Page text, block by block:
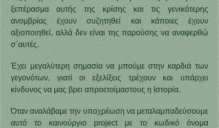
ξεπέρασμα αυτής της κρίσης και τις γενικότερης
ανομβρίας έχουν συζητηθεί και κάποιες έχουν
αξιοποιηθεί, αλλά δεν είναι της παρούσης να αναφερθώ
σ΄αυτές.
Έχει μεγαλύτερη σημασία να μπούμε στην καρδιά των
γεγονότων, γιατί οι εξελίξεις τρέχουν και υπάρχει
κίνδυνος να μας βρει απροετοίμαστους η Ιστορία.
Όταν αναλάβαμε την υποχρέωση να μεταλαμπαδεύσουμε
αυτό το καινούργιο project με το κωδικό όνομα